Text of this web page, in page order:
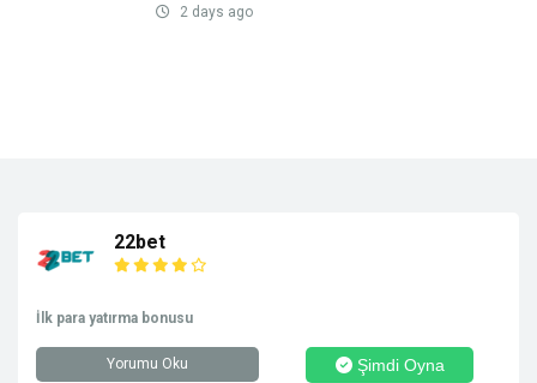
2 days ago
22bet
İlk para yatırma bonusu
Yorumu Oku Şimdi Oyna